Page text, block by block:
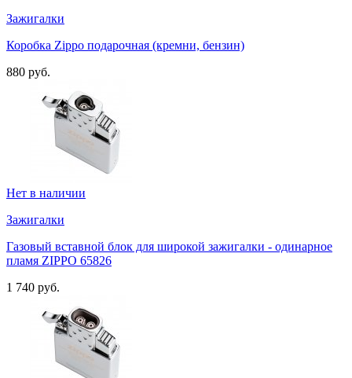
Зажигалки
Коробка Zippo подарочная (кремни, бензин)
880 руб.
Нет в наличии
Зажигалки
Газовый вставной блок для широкой зажигалки - одинарное
пламя ZIPPO 65826
1 740 руб.